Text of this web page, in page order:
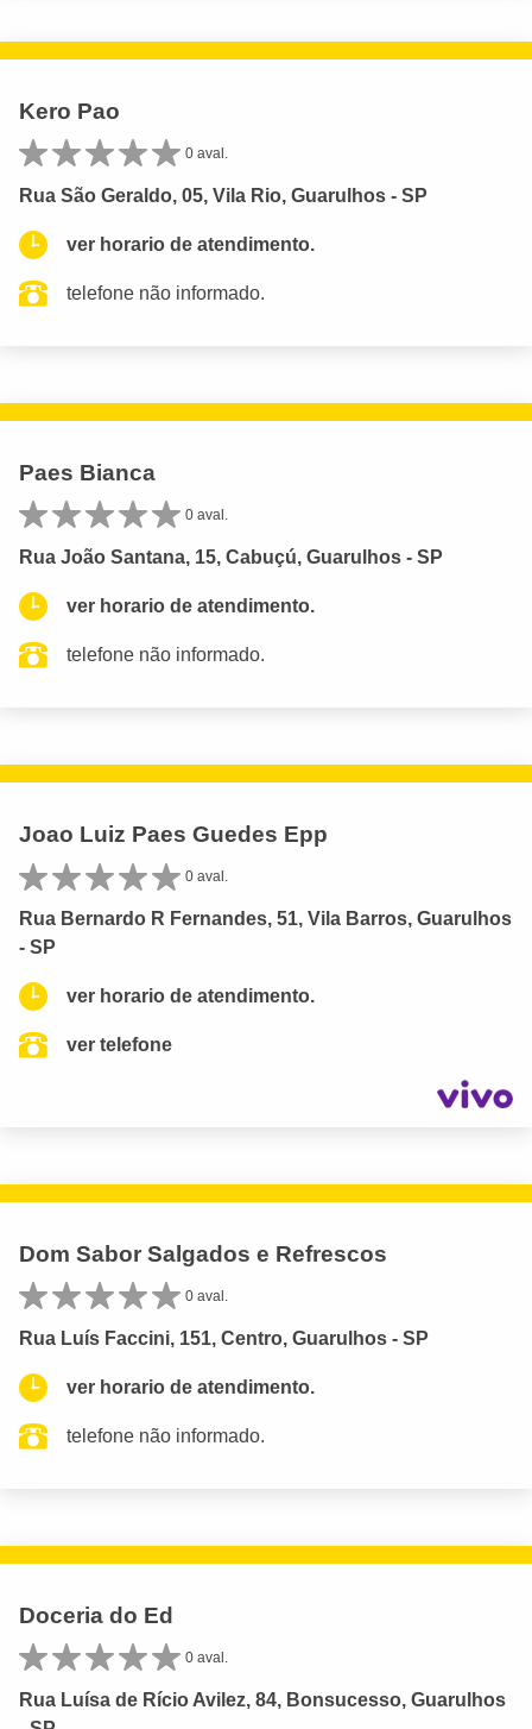
Kero Pao
0 aval.
Rua São Geraldo, 05, Vila Rio, Guarulhos - SP
ver horario de atendimento.
telefone não informado.
Paes Bianca
0 aval.
Rua João Santana, 15, Cabuçú, Guarulhos - SP
ver horario de atendimento.
telefone não informado.
Joao Luiz Paes Guedes Epp
0 aval.
Rua Bernardo R Fernandes, 51, Vila Barros, Guarulhos
- SP
ver horario de atendimento.
ver telefone
Dom Sabor Salgados e Refrescos
0 aval.
Rua Luís Faccini, 151, Centro, Guarulhos - SP
ver horario de atendimento.
telefone não informado.
Doceria do Ed
0 aval.
Rua Luísa de Rício Avilez, 84, Bonsucesso, Guarulhos